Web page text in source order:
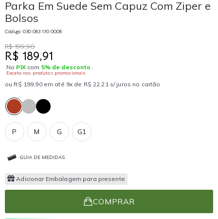
Parka Em Suede Sem Capuz Com Ziper e
Bolsos
Código: 030 083 170 0008
R$ 199,90
R$ 189,91
No PIXcom 5% de desconto .
Exceto nos produtos promocionais
ou R$ 199,90 em até 9x de R$ 22,21 s/ juros no cartão
P M G G1
GUIA DE MEDIDAS
Adicionar Embalagem para presente
COMPRAR